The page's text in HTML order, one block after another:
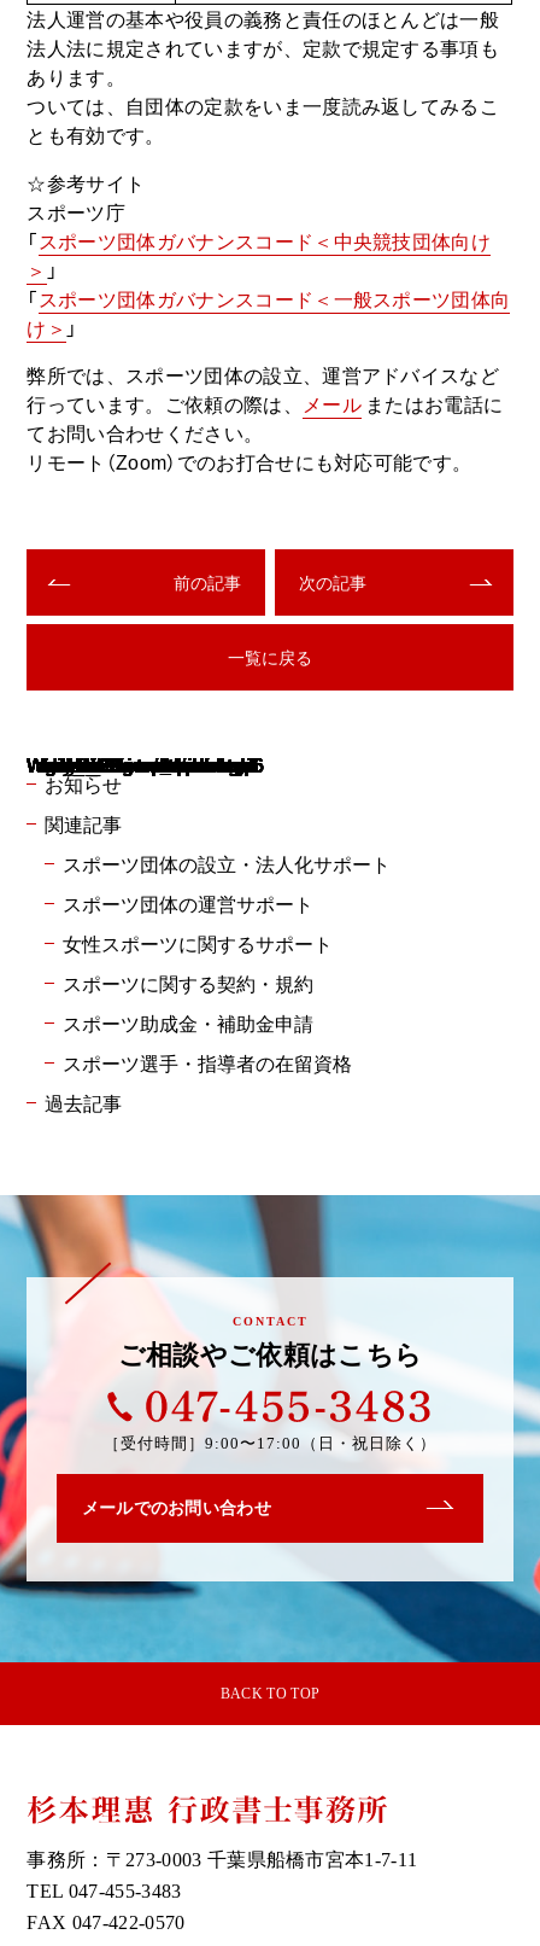
法人運営の基本や役員の義務と責任のほとんどは一般
法人法に規定されていますが、定款で規定する事項も
あります。
ついては、自団体の定款をいま一度読み返してみるこ
とも有効です。
☆参考サイト
スポーツ庁
「スポーツ団体ガバナンスコード＜中央競技団体向け
＞ 」
「スポーツ団体ガバナンスコード＜一般スポーツ団体向
け＞ 」
弊所では、スポーツ団体の設立、運営アドバイスなど
行っています。ご依頼の際は、 メールまたはお電話に
てお問い合わせください。
リモート（Zoom）でのお打合せにも対応可能です。
前の記事
一覧に戻る
次の記事
Warning: Undefined array key "use_desc_for_title" in/home/xs939301/rsugimoto.com/public_html/wp/wp-includes/class-walker-category.php116
Warning: Undefined array key "use_desc_for_title" in/home/xs939301/rsugimoto.com/public_html/wp/wp-includes/class-walker-category.php116
Warning: Undefined array key "use_desc_for_title" in/home/xs939301/rsugimoto.com/public_html/wp/wp-includes/class-walker-category.php116
Warning: Undefined array key "use_desc_for_title" in/home/xs939301/rsugimoto.com/public_html/wp/wp-includes/class-walker-category.php116
Warning: Undefined array key "use_desc_for_title" in/home/xs939301/rsugimoto.com/public_html/wp/wp-includes/class-walker-category.php116
Warning: Undefined array key "use_desc_for_title" in/home/xs939301/rsugimoto.com/public_html/wp/wp-includes/class-walker-category.php116
Warning: Undefined array key "use_desc_for_title" in/home/xs939301/rsugimoto.com/public_html/wp/wp-includes/class-walker-category.php116
Warning: Undefined array key "use_desc_for_title" in/home/xs939301/rsugimoto.com/public_html/wp/wp-includes/class-walker-category.php116
Warning: Undefined array key "use_desc_for_title" in/home/xs939301/rsugimoto.com/public_html/wp/wp-includes/class-walker-category.php116
お知らせ
関連記事
スポーツ団体の設立・法人化サポート
スポーツ団体の運営サポート
女性スポーツに関するサポート
スポーツに関する契約・規約
スポーツ助成金・補助金申請
スポーツ選手・指導者の在留資格
過去記事
CONTACT
ご相談やご依頼はこちら
047-
［受付時間］ 9:00〜17:00（日・祝日除く）
メールでのお問い合わせ
BACK TO TOP
事務所： 〒273-0003 千葉県船橋市宮本1-7-11
TEL 047-455-3483
FAX 047-422-0570